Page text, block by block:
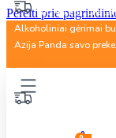
Pereiti prie
Nuo 40 Eur.
Alkoholiniai gėrimai
Azija Panda savo
Alkoholiniai gėrimai
0